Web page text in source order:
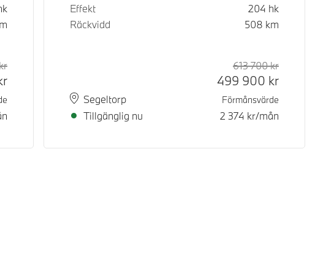
Rek. ord pris
Kontantpris
Effekt
204 hk
Räckvidd
508 km
PlatsSegeltorp
Leveranstid
Tillgänglig nu
Rek.
613 700kr
499 900 kr
Förmånsvärde
2 374 kr/mån